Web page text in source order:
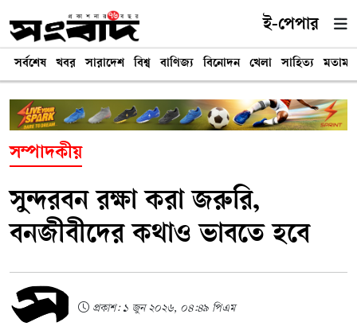
ই-পেপার
সর্বশেষ খবর সারাদেশ বিশ্ব বাণিজ্য বিনোদন খেলা সাহিত্য মতামত
সম্পাদকীয়
সুন্দরবন রক্ষা করা জরুরি,
বনজীবীদের কথাও ভাবতে হবে
প্রকাশ: ১ জুন ২০২৬, ০৪:৪৯ পিএম